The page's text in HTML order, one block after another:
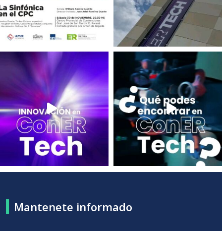
Mantenete informado